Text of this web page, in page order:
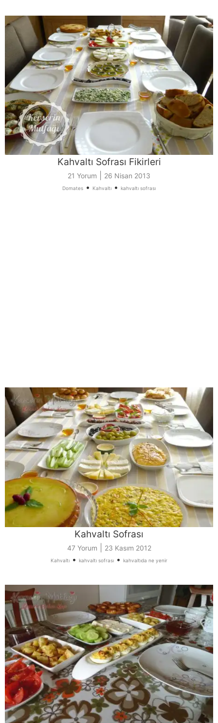
Kahvaltı Sofrası Fikirleri
21 Yorum 26 Nisan 2013
Domates • Kahvaltı • kahvaltı sofrası
Kahvaltı Sofrası
47 Yorum 23 Kasım 2012
Kahvaltı • kahvaltı sofrası • kahvaltıda ne yenir